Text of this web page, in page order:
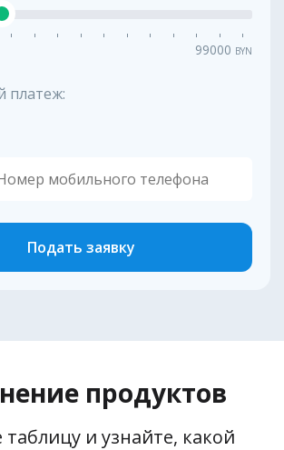
99000 BYN
платеж:
Подать заявку
продуктов
таблицу и узнайте, какой